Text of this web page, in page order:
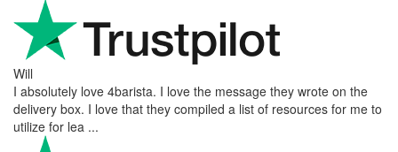
Will
I absolutely love 4barista. I love the message they wrote on the
delivery box. I love that they compiled a list of resources for me to
utilize for lea ...